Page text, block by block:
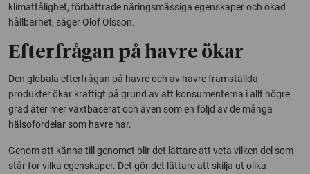
klimattålighet, förbättrade näringsmässiga egenskaper och ökad
hållbarhet, säger Olof Olsson.
Efterfrågan på havre ökar
Den globala efterfrågan på havre och av havre framställda
produkter ökar kraftigt på grund av att konsumenterna i allt högre
grad äter mer växtbaserat och även som en följd av de många
hälsofördelar som havre har.
Genom att känna till genomet blir det lättare att veta vilken del som
står för vilka egenskaper. Det gör det lättare att skilja ut olika